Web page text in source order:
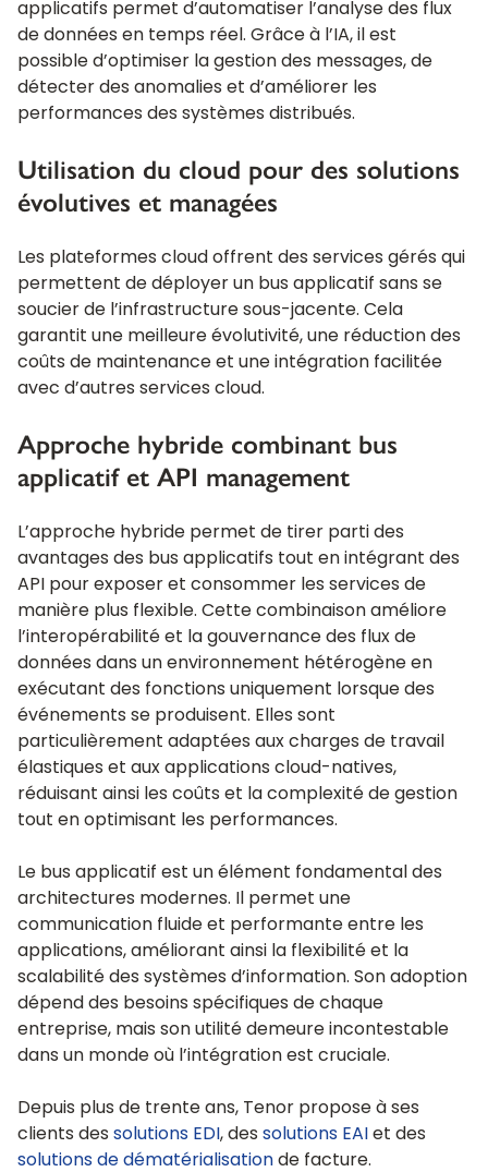
applicatifs permet d’automatiser l’analyse des flux
de données en temps réel. Grâce à l’IA, il est
possible d’optimiser la gestion des messages, de
détecter des anomalies et d’améliorer les
performances des systèmes distribués.
Utilisation du cloud pour des solutions
évolutives et managées
Les plateformes cloud offrent des services gérés qui
permettent de déployer un bus applicatif sans se
soucier de l’infrastructure sous-jacente. Cela
garantit une meilleure évolutivité, une réduction des
coûts de maintenance et une intégration facilitée
avec d’autres services cloud.
Approche hybride combinant bus
applicatif et API management
L’approche hybride permet de tirer parti des
avantages des bus applicatifs tout en intégrant des
API pour exposer et consommer les services de
manière plus flexible. Cette combinaison améliore
l’interopérabilité et la gouvernance des flux de
données dans un environnement hétérogène en
exécutant des fonctions uniquement lorsque des
événements se produisent. Elles sont
particulièrement adaptées aux charges de travail
élastiques et aux applications cloud-natives,
réduisant ainsi les coûts et la complexité de gestion
tout en optimisant les performances.
Le bus applicatif est un élément fondamental des
architectures modernes. Il permet une
communication fluide et performante entre les
applications, améliorant ainsi la flexibilité et la
scalabilité des systèmes d’information. Son adoption
dépend des besoins spécifiques de chaque
entreprise, mais son utilité demeure incontestable
dans un monde où l’intégration est cruciale.
Depuis plus de trente ans, Tenor propose à ses
clients des solutions EDI, des solutions EAI et des
solutions de dématérialisation de facture.